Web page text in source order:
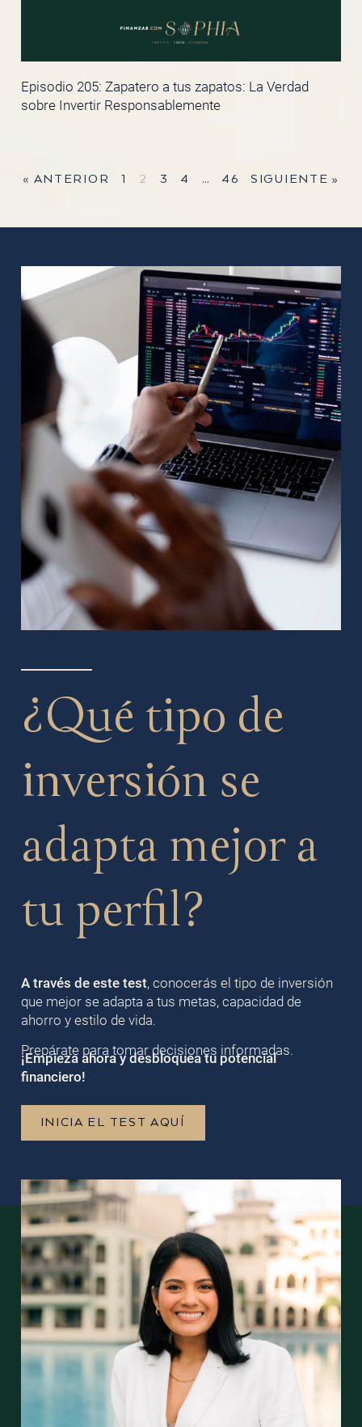
Episodio 205: Zapatero a tus zapatos: La Verdad
sobre Invertir Responsablemente
« ANTERIOR 1 2 3 4 … 46 SIGUIENTE »
¿Qué tipo de
inversión se
adapta mejor a
tu perfil?
A través de este test, conocerás el tipo de inversión
que mejor se adapta a tus metas, capacidad de
ahorro y estilo de vida.
Prepárate para tomar decisiones informadas.
¡Empieza ahora y desbloquea tu potencial
financiero!
INICIA EL TEST AQUÍ